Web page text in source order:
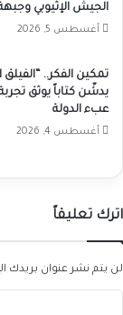
الجيش الإثيوبي
أغسطس 5, 2026
تمكين الفكر.. “الفيلق
يدشّن كتاباً يوثق
عبء الدولة
أغسطس 4, 2026
اترك تعليقاً
لن يتم نشر عنوان بريدك